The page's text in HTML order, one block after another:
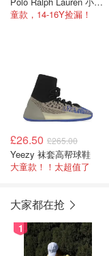
童款，14-16Y捡漏！
£26.50 £265.00
Yeezy 袜套高帮球鞋
大童款！！太超值了
大家都在抢
1